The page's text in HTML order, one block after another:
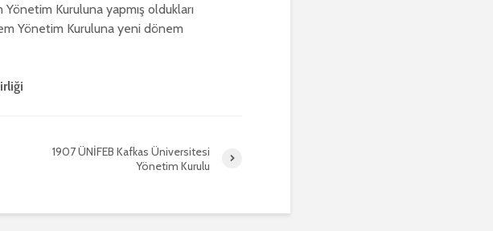
Kuruluna yapmış oldukları
Yönetim Kuruluna yeni dönem
1907 ÜNİFEB Kafkas Üniversitesi
Yönetim Kurulu